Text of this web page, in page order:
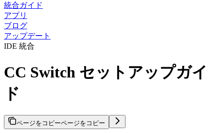
統合ガイド
アプリ
ブログ
アップデート
IDE 統合
CC Switch セットアップガイ
ド
ページをコピーページをコピー